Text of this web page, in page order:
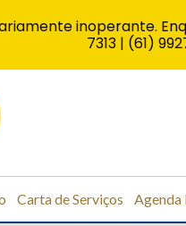
Carta de Serviços Agenda
inoperante.
7313 | (61)